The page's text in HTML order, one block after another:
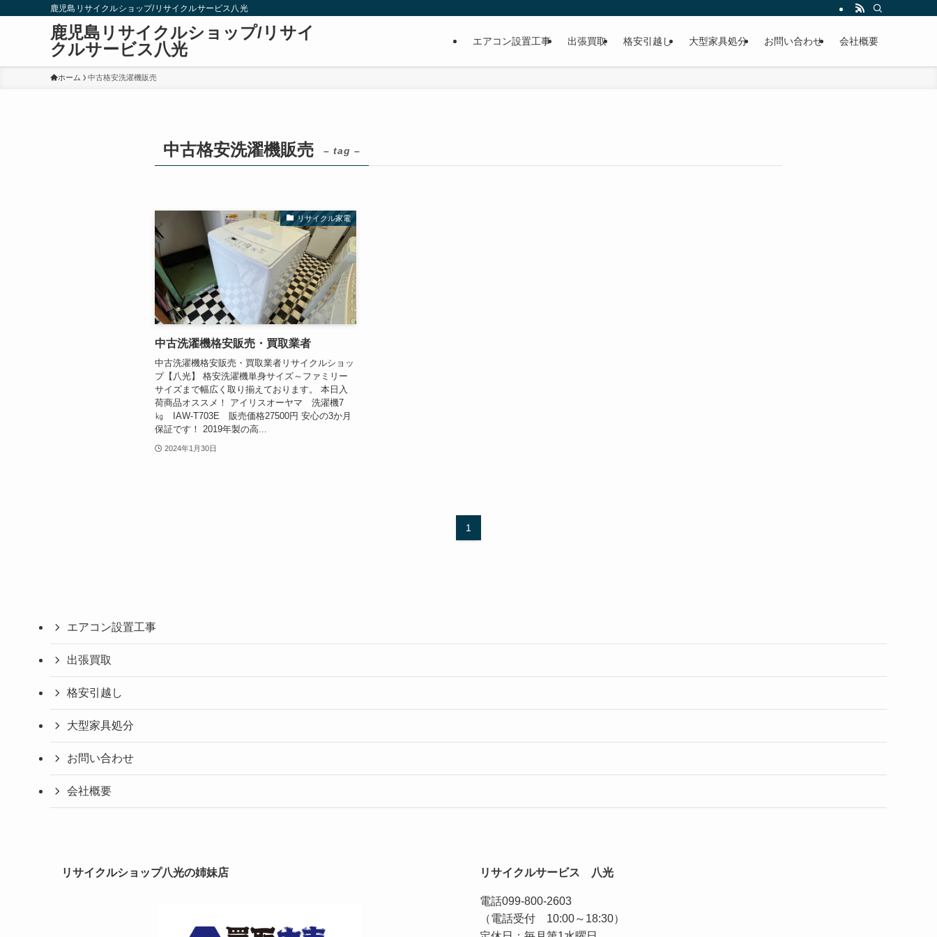
鹿児島リサイクルショップ/リサイクルサービス八光
鹿児島リサイクルショップ/リサイ
クルサービス八光
エアコン設置工事 出張買取 格安引越し 大型家具処分 お問い合わせ 会社概要
ホーム 中古格安洗濯機販売
中古格安洗濯機販売 – tag –
リサイクル家電
中古洗濯機格安販売・買取業者
中古洗濯機格安販売・買取業者リサイクルショッ
プ【八光】 格安洗濯機単身サイズ～ファミリー
サイズまで幅広く取り揃えております。 本日入
荷商品オススメ！ アイリスオーヤマ 洗濯機7
㎏ IAW-T703E 販売価格27500円 安心の3か月
保証です！ 2019年製の高...
2024年1月30日
1
エアコン設置工事
出張買取
格安引越し
大型家具処分
お問い合わせ
会社概要
リサイクルショップ八光の姉妹店 リサイクルサービス 八光
電話099-800-2603
（電話受付 10:00～18:30）